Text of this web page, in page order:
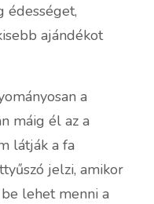
édességet,
ajándékot
a
máig él az a
látják a fa
jelzi, amikor
be lehet menni a